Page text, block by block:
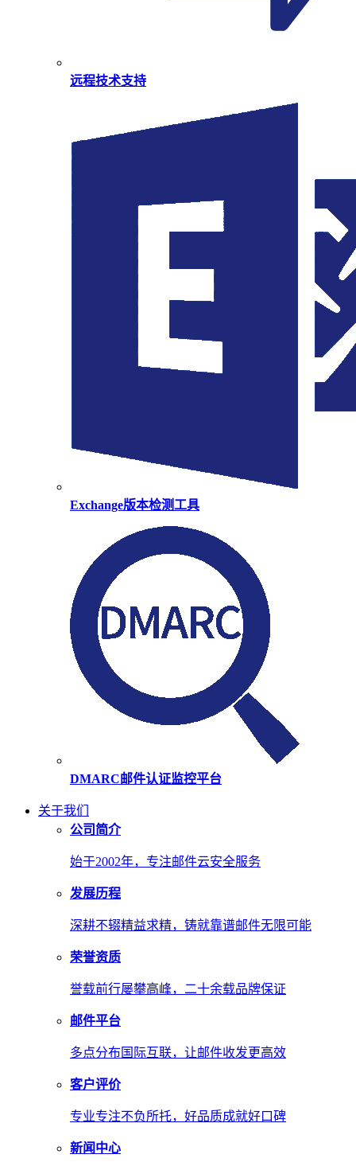
远程技术支持
Exchange版本检测工具
DMARC邮件认证监控平台
关于我们
公司简介
始于2002年，专注邮件云安全服务
发展历程
深耕不辍精益求精，铸就靠谱邮件无限可能
荣誉资质
誉载前行屡攀高峰，二十余载品牌保证
邮件平台
多点分布国际互联，让邮件收发更高效
客户评价
专业专注不负所托，好品质成就好口碑
新闻中心